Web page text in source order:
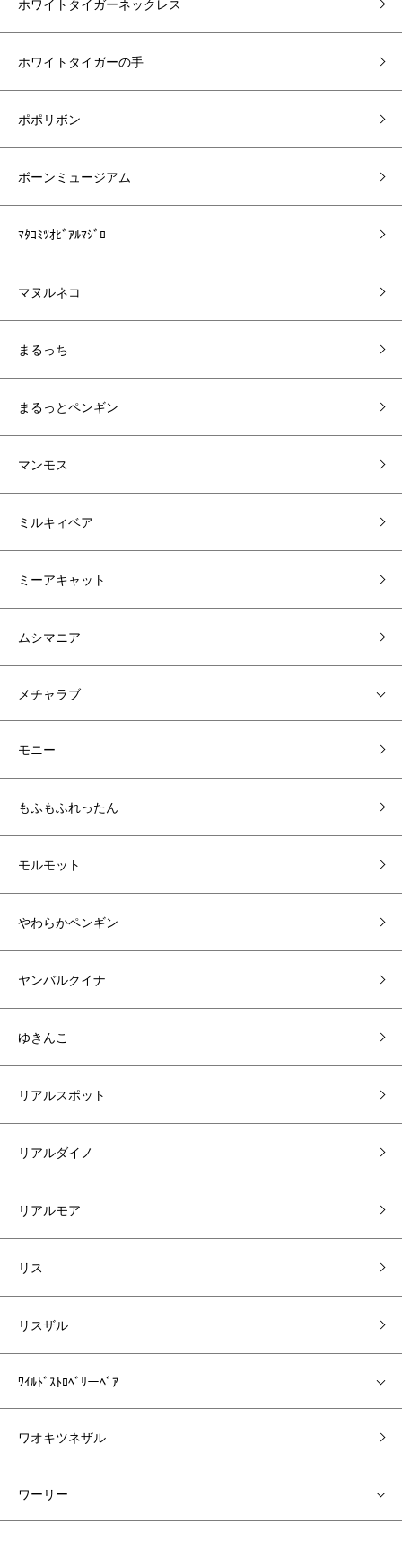
ホワイトタイガーネックレス
ホワイトタイガーの手
ポポリボン
ボーンミュージアム
ﾏﾀｺﾐﾂｵﾋﾞｱﾙﾏｼﾞﾛ
マヌルネコ
まるっち
まるっとペンギン
マンモス
ミルキィベア
ミーアキャット
ムシマニア
メチャラブ
モニー
もふもふれったん
モルモット
やわらかペンギン
ヤンバルクイナ
ゆきんこ
リアルスポット
リアルダイノ
リアルモア
リス
リスザル
ﾜｲﾙﾄﾞｽﾄﾛﾍﾞﾘーﾍﾞｱ
ワオキツネザル
ワーリー